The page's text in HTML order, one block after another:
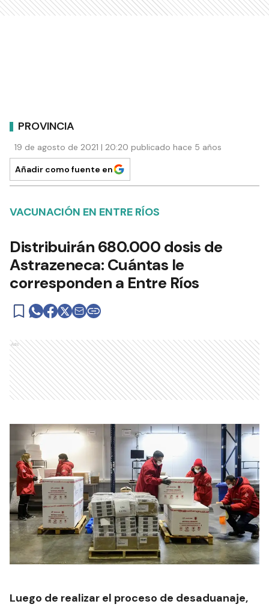
PROVINCIA
19 de agosto de 2021 | 20:20 publicado hace 5 años
Añadir como fuente en
VACUNACIÓN EN ENTRE RÍOS
Distribuirán 680.000 dosis de
Astrazeneca: Cuántas le
corresponden a Entre Ríos
Ads
Luego de realizar el proceso de desaduanaje,